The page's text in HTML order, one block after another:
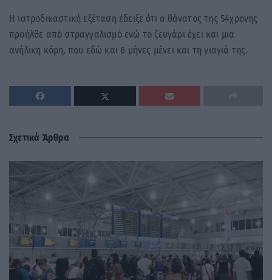
Η ιατροδικαστική εξέταση έδειξε ότι ο θάνατος της 54χρονης
προήλθε από στραγγαλισμό ενώ το ζευγάρι έχει και μια
ανήλικη κόρη, που εδώ και 6 μήνες μένει και τη γιαγιά της.
Σχετικά Άρθρα